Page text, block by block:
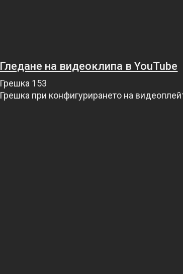
Гледане на видеоклипа в YouTube
Грешка 153
Грешка при конфигурирането на